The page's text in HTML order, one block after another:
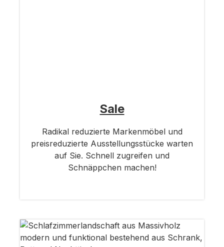
Sale
Radikal reduzierte Markenmöbel und
preisreduzierte Ausstellungsstücke warten
auf Sie. Schnell zugreifen und
Schnäppchen machen!